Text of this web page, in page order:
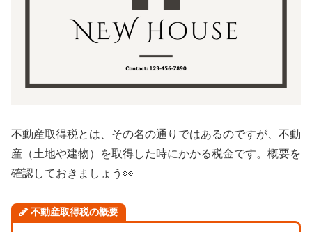
不動産取得税とは、その名の通りではあるのですが、不動
産（土地や建物）を取得した時にかかる税金です。概要を
確認しておきましょう👀
不動産取得税の概要